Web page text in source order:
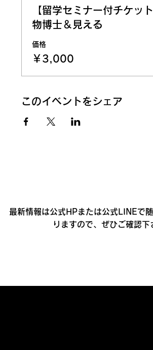
【留学セミナー付チケッ
物博士＆見える
価格
￥3,000
このイベントをシェア
最新情報は公式HPまたは公式LINEで
りますので、ぜひご確認下